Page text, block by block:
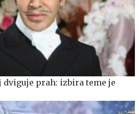
dviguje prah: izbira teme je